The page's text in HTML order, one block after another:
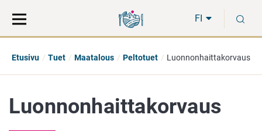
suoraan
sisältöön
koko
sivuston
FI
Etusivu Tuet Maatalous Peltotuet Luonnonhaittakorvaus
Luonnonhaittakorvaus